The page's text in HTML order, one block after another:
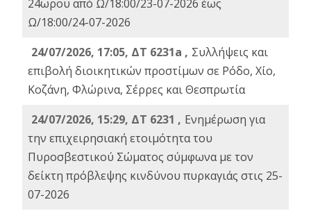
24ωρου από Ω/18:00/23-07-2026 έως
Ω/18:00/24-07-2026
24/07/2026, 17:05, ΔΤ 6231a , Συλλήψεις και
επιβολή διοικητικών προστίμων σε Ρόδο, Χίο,
Κοζάνη, Φλώρινα, Σέρρες και Θεσπρωτία
24/07/2026, 15:29, ΔΤ 6231 , Ενημέρωση για
την επιχειρησιακή ετοιμότητα του
Πυροσβεστικού Σώματος σύμφωνα με τον
δείκτη πρόβλεψης κινδύνου πυρκαγιάς στις 25-
07-2026